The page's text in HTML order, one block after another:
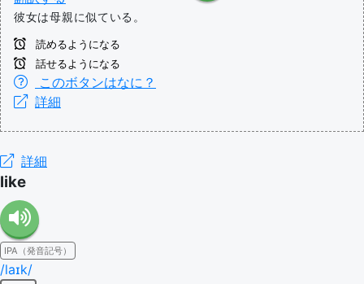
彼女は母親に似ている。
読めるようになる
話せるようになる
このボタンはなに？
詳細
詳細
like
IPA（発音記号）
/laɪk/